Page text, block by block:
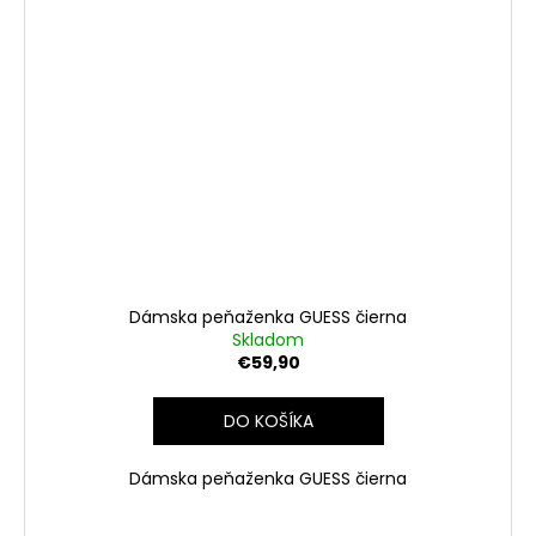
Dámska peňaženka GUESS čierna
Skladom
€59,90
DO KOŠÍKA
Dámska peňaženka GUESS čierna